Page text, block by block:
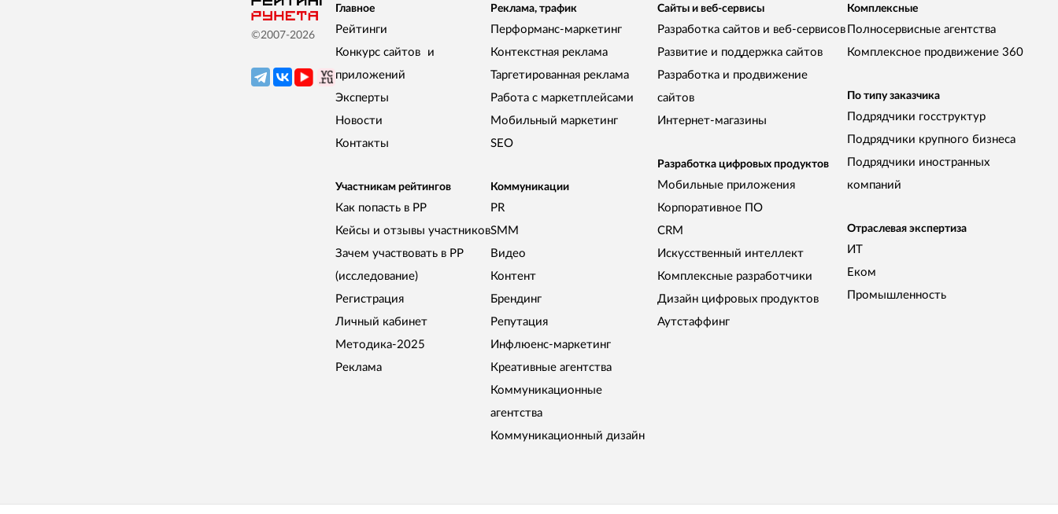
©2007-2026
Главное
Рейтинги
Конкурс сайтов и
приложений
Эксперты
Новости
Контакты
Участникам рейтингов
Как попасть в РР
Кейсы и отзывы участников
Зачем участвовать в РР
(исследование)
Регистрация
Личный кабинет
Методика-2025
Реклама
Реклама, трафик
Перформанс-маркетинг
Контекстная реклама
Таргетированная реклама
Работа с маркетплейсами
Мобильный маркетинг
SEO
Коммуникации
PR
SMM
Видео
Контент
Брендинг
Репутация
Инфлюенс-маркетинг
Креативные агентства
Коммуникационные
агентства
Коммуникационный дизайн
Сайты и веб-сервисы
Разработка сайтов и веб-сервисов
Развитие и поддержка сайтов
Разработка и продвижение
сайтов
Интернет-магазины
Разработка цифровых продуктов
Мобильные приложения
Корпоративное ПО
CRM
Искусственный интеллект
Комплексные разработчики
Дизайн цифровых продуктов
Аутстаффинг
Комплексные
Полносервисные агентства
Комплексное продвижение 360
По типу заказчика
Подрядчики госструктур
Подрядчики крупного бизнеса
Подрядчики иностранных
компаний
Отраслевая экспертиза
ИТ
Еком
Промышленность